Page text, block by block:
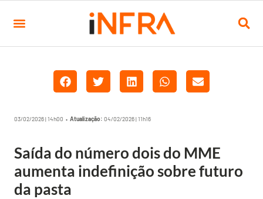
03/02/2026 | 14h00 • Atualização: 04/02/2026 | 11h16
Saída do número dois do MME
aumenta indefinição sobre futuro
da pasta